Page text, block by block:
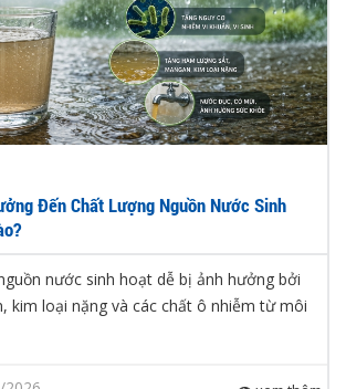
Đến Chất Lượng Nguồn Nước Sinh
nước sinh hoạt dễ bị ảnh hưởng bởi
kim loại nặng và các chất ô nhiễm từ môi